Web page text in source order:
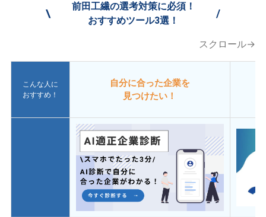
\
前田工繊の選考対策に必須！
おすすめツール3選！
/
スクロール→
こんな人に
おすすめ！
自分に合った企業を
見つけたい！